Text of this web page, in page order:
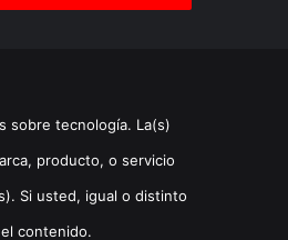
sobre tecnología. La(s)
producto, o servicio
Si usted, igual o distinto
contenido.